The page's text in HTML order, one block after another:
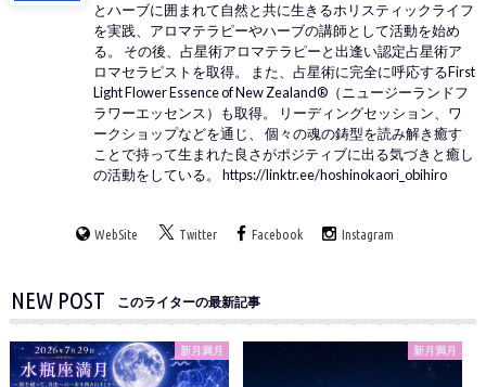
とハーブに囲まれて自然と共に生きるホリスティックライフ
を実践、アロマテラピーやハーブの講師として活動を始め
る。 その後、占星術アロマテラピーと出逢い認定占星術ア
ロマセラピストを取得。 また、占星術に完全に呼応するFirst
Light Flower Essence of New Zealand®（ニュージーランドフ
ラワーエッセンス）も取得。 リーディングセッション、ワ
ークショップなどを通じ、 個々の魂の鋳型を読み解き癒す
ことで持って生まれた良さがポジティブに出る気づきと癒し
の活動をしている。 https://linktr.ee/hoshinokaori_obihiro
WebSite Twitter Facebook Instagram
NEW POST このライターの最新記事
新月満月 新月満月